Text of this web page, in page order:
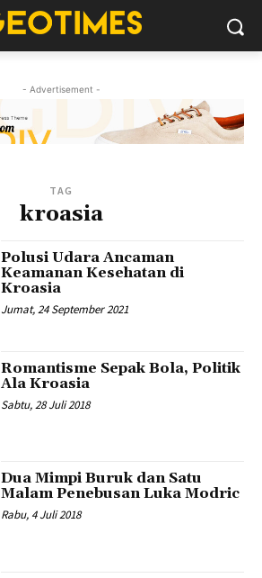
- Advertisement -
TAG
kroasia
Polusi Udara Ancaman
Keamanan Kesehatan di
Kroasia
Jumat, 24 September 2021
Romantisme Sepak Bola, Politik
Ala Kroasia
Sabtu, 28 Juli 2018
Dua Mimpi Buruk dan Satu
Malam Penebusan Luka Modric
Rabu, 4 Juli 2018